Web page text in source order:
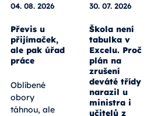
04. 08. 2026
Převis u
přijímaček,
ale pak úřad
práce
Oblíbené
obory
táhnou, ale
30. 07. 2026
Škola není
tabulka v
Excelu. Proč
plán na
zrušení
deváté třídy
narazil u
ministra i
učitelů z